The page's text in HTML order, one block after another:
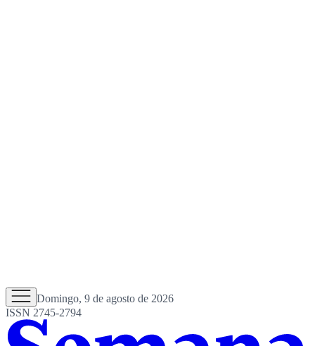
Domingo, 9 de agosto de 2026
ISSN 2745-2794